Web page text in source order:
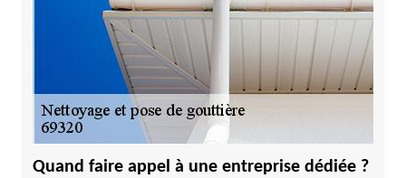
Quand faire appel à une entreprise dédiée ?